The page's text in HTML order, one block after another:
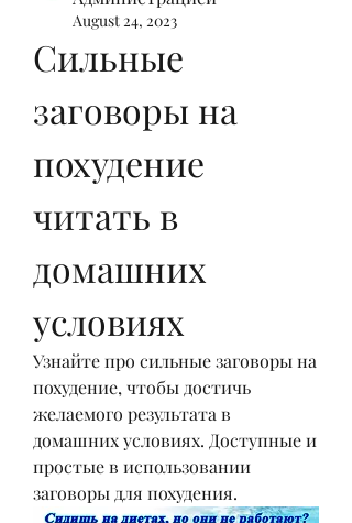
August 24, 2023
Сильные
заговоры на
похудение
читать в
домашних
условиях
Узнайте про сильные заговоры на
похудение, чтобы достичь
желаемого результата в
домашних условиях. Доступные и
простые в использовании
заговоры для похудения.